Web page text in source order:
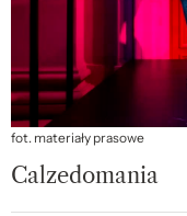
fot. materiały prasowe
Calzedomania